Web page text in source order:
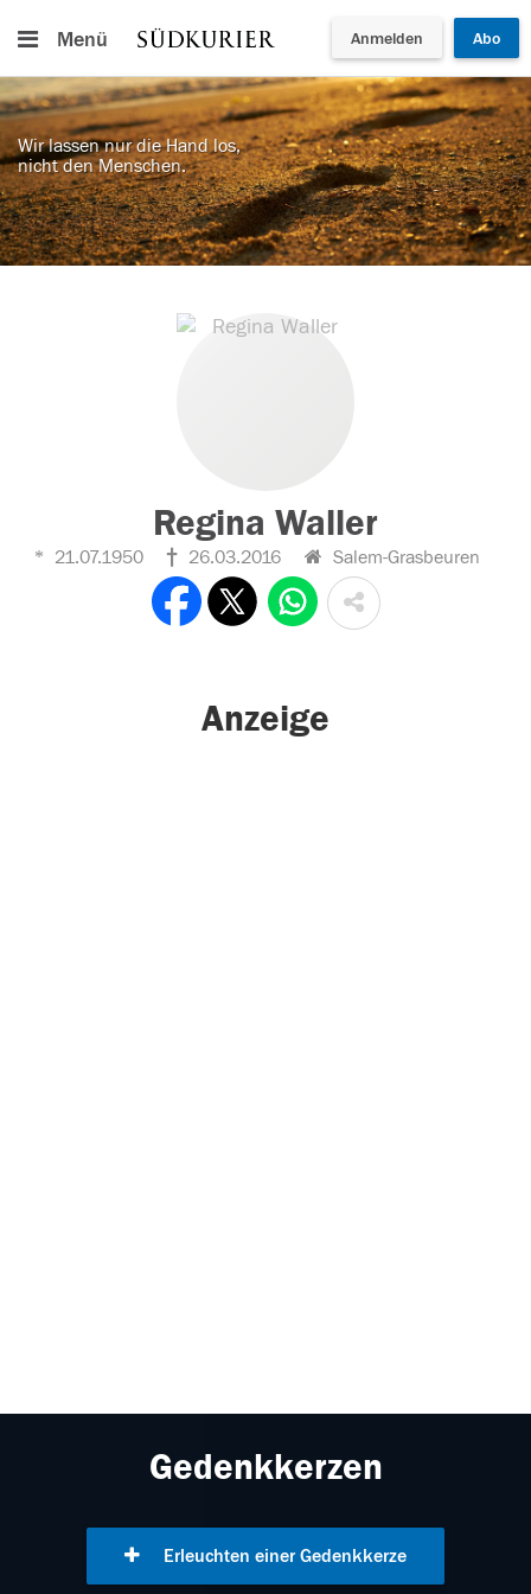
Menü Anmelden Abo
Wir lassen nur die Hand los,
nicht den Menschen.
Regina Waller
21.07.1950 26.03.2016 Salem-Grasbeuren
Anzeige
Gedenkkerzen
Erleuchten einer Gedenkkerze